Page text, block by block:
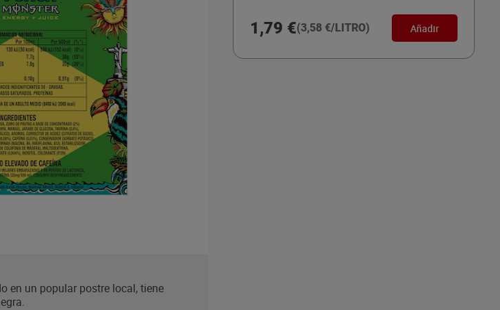
en un popular postre local, tiene
1,79 €(3,58 €/LITRO) Añadir